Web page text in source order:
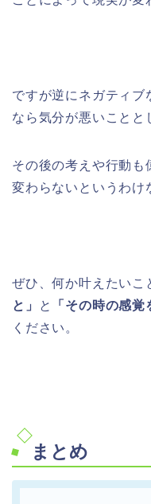
ですが逆にネガティブ
なら気分が悪いことと
その後の考えや行動も
変わらないというわけ
ぜひ、何か叶えたいこ
と」
と 「その時の感覚
ください。
まとめ